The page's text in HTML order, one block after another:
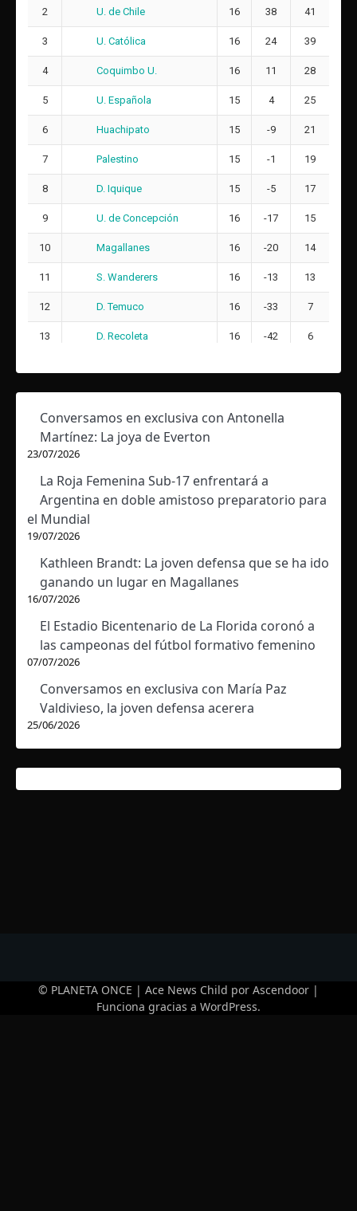
2 U. de Chile 16 38 41
3 U. Católica 16 24 39
4 Coquimbo U. 16 11 28
5 U. Española 15 4 25
6 Huachipato 15 -9 21
7 Palestino 15 -1 19
8 D. Iquique 15 -5 17
9 U. de Concepción 16 -17 15
10 Magallanes 16 -20 14
11 S. Wanderers 16 -13 13
12 D. Temuco 16 -33 7
13 D. Recoleta 16 -42 6
Conversamos en exclusiva con Antonella
Martínez: La joya de Everton
23/07/2026
La Roja Femenina Sub-17 enfrentará a
Argentina en doble amistoso preparatorio para
el Mundial
19/07/2026
Kathleen Brandt: La joven defensa que se ha ido
ganando un lugar en Magallanes
16/07/2026
El Estadio Bicentenario de La Florida coronó a
las campeonas del fútbol formativo femenino
07/07/2026
Conversamos en exclusiva con María Paz
Valdivieso, la joven defensa acerera
25/06/2026
© PLANETA ONCE | Ace News Child por Ascendoor |
Funciona gracias a WordPress.